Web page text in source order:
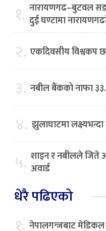
१. नारायणगढ–बुटवल
दुई घण्टामा
२. एकदिवसीय विश्वकप
३. नबील बैंकको नाफा
४. झुलाघाटमा
५. शाइन र नबीलले जिते
अवार्ड
धेरै पढिएको
नेपालगन्जबाट